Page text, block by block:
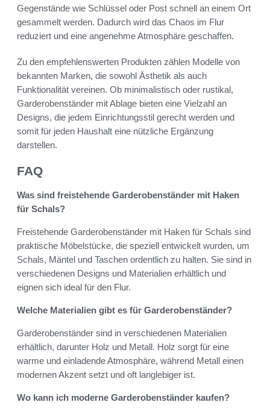
Gegenstände wie Schlüssel oder Post schnell an einem Ort
gesammelt werden. Dadurch wird das Chaos im Flur
reduziert und eine angenehme Atmosphäre geschaffen.
Zu den empfehlenswerten Produkten zählen Modelle von
bekannten Marken, die sowohl Ästhetik als auch
Funktionalität vereinen. Ob minimalistisch oder rustikal,
Garderobenständer mit Ablage bieten eine Vielzahl an
Designs, die jedem Einrichtungsstil gerecht werden und
somit für jeden Haushalt eine nützliche Ergänzung
darstellen.
FAQ
Was sind freistehende Garderobenständer mit Haken
für Schals?
Freistehende Garderobenständer mit Haken für Schals sind
praktische Möbelstücke, die speziell entwickelt wurden, um
Schals, Mäntel und Taschen ordentlich zu halten. Sie sind in
verschiedenen Designs und Materialien erhältlich und
eignen sich ideal für den Flur.
Welche Materialien gibt es für Garderobenständer?
Garderobenständer sind in verschiedenen Materialien
erhältlich, darunter Holz und Metall. Holz sorgt für eine
warme und einladende Atmosphäre, während Metall einen
modernen Akzent setzt und oft langlebiger ist.
Wo kann ich moderne Garderobenständer kaufen?